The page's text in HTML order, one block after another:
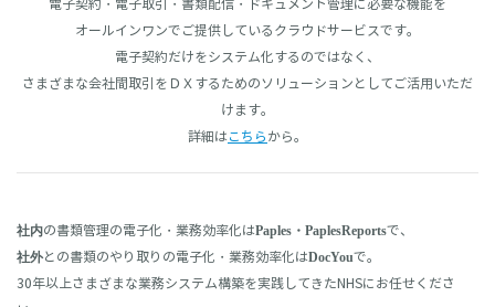
電子契約・電子取引・書類配信・ドキュメント管理に必要な機能を
オールインワンでご提供しているクラウドサービスです。
電子契約だけをシステム化するのではなく、
さまざまな会社間取引をＤＸするためのソリューションとしてご活用いただ
けます。
詳細はこちら から。
社内の書類管理の電子化・業務効率化はPaples・PaplesReportsで、
社外との書類のやり取りの電子化・業務効率化はDocYouで。
30年以上さまざまな業務システム構築を実践してきたNHSにお任せくださ